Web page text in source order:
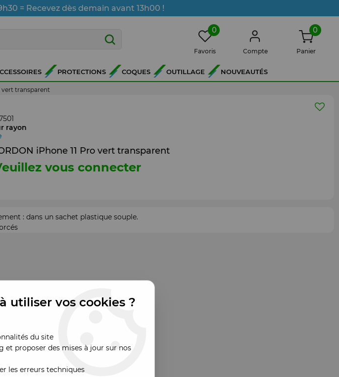
= Recevez dès demain avant 13h00 !
0
Favoris Compte
0
Panier
PROTECTIONS COQUES OUTILLAGE NOUVEAUTÉS
vert transparent
rayon
iPhone 11 Pro vert transparent
vous connecter
: dans un sachet plastique souple.
utiliser vos cookies ?
du site
et proposer des mises à jour sur nos
les erreurs techniques